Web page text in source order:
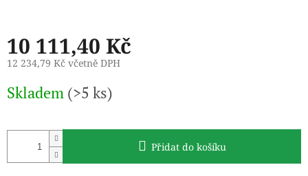
10 111,40 Kč
12 234,79 Kč včetně DPH
cena:
Skladem (>5 ks)
Přidat do košíku